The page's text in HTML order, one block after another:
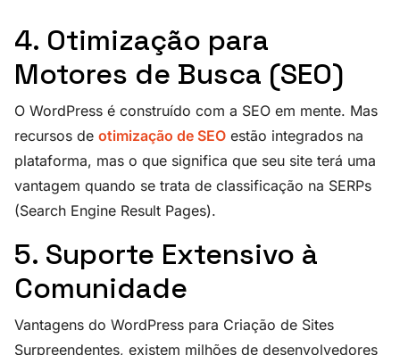
4. Otimização para
Motores de Busca (SEO)
O WordPress é construído com a SEO em mente. Mas
recursos de otimização de SEO estão integrados na
plataforma, mas o que significa que seu site terá uma
vantagem quando se trata de classificação na SERPs
(Search Engine Result Pages).
5. Suporte Extensivo à
Comunidade
Vantagens do WordPress para Criação de Sites
Surpreendentes, existem milhões de desenvolvedores